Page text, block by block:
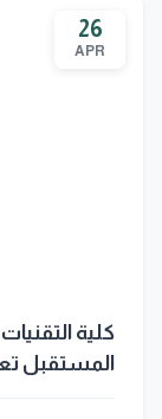
26
APR
كلية
المستقبل